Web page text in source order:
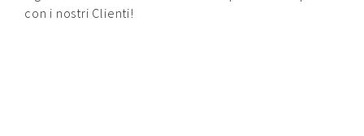
con i nostri Clienti!